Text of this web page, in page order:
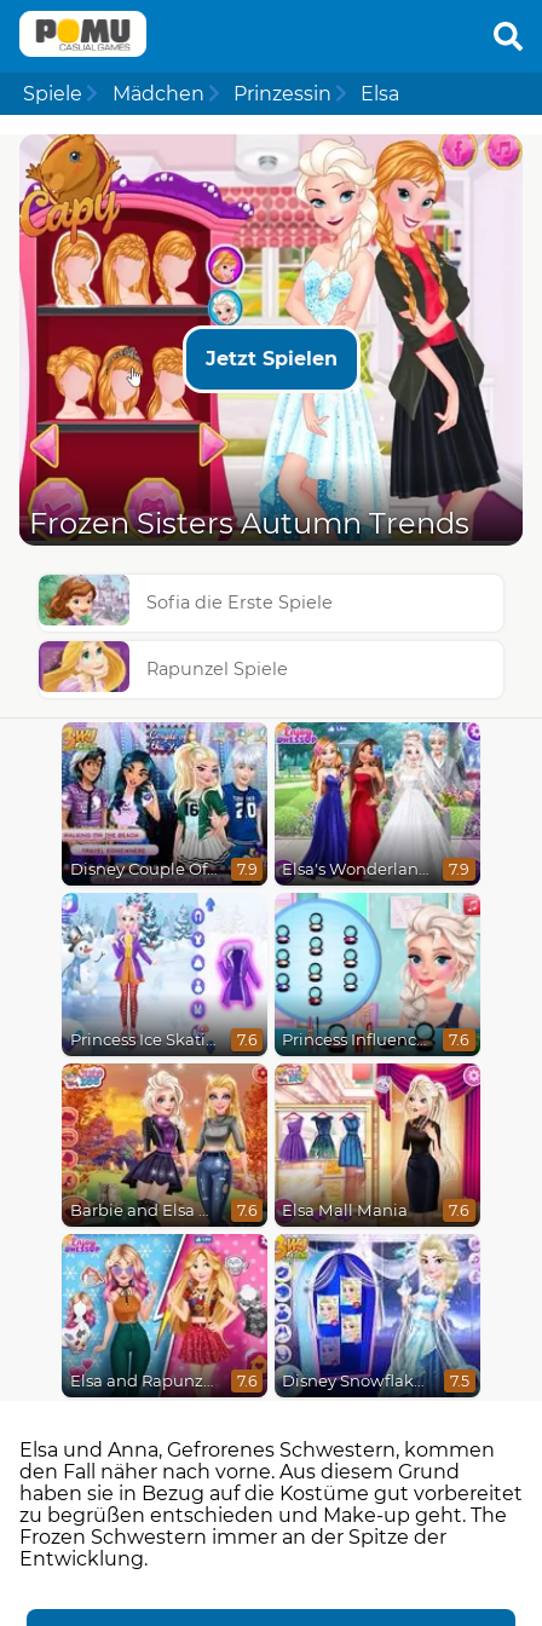
Spiele Mädchen Prinzessin Elsa
Jetzt Spielen
Frozen Sisters Autumn Trends
Sofia die Erste Spiele
Rapunzel Spiele
Disney Couple Of The Year 7.9 Elsa's Wonderland Wedding 7.9
Princess Ice Skating Adventure 7.6 Princess Influencer Winter Wonderland 7.6
Barbie and Elsa Autumn Patterns 7.6 Elsa Mall Mania 7.6
Elsa and Rapunzel Princess Rivalry 7.6 Disney Snowflakes Winter Ball 7.5
Elsa und Anna, Gefrorenes Schwestern, kommen
den Fall näher nach vorne. Aus diesem Grund
haben sie in Bezug auf die Kostüme gut vorbereitet
zu begrüßen entschieden und Make-up geht. The
Frozen Schwestern immer an der Spitze der
Entwicklung.